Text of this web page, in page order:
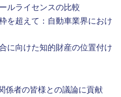
ルライセンスの比較
を超えて：自動車業界におけ
に向けた知的財産の位置付け
係者の皆様との議論に貢献